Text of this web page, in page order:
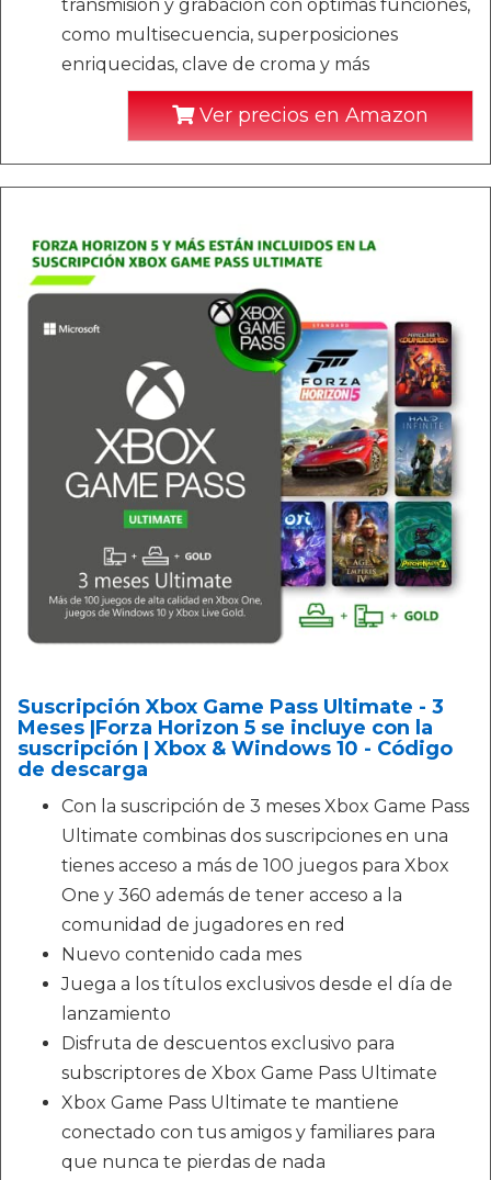
transmisión y grabación con óptimas funciones,
como multisecuencia, superposiciones
enriquecidas, clave de croma y más
Ver precios en Amazon
Suscripción Xbox Game Pass Ultimate - 3
Meses |Forza Horizon 5 se incluye con la
suscripción | Xbox & Windows 10 - Código
de descarga
Con la suscripción de 3 meses Xbox Game Pass
Ultimate combinas dos suscripciones en una
tienes acceso a más de 100 juegos para Xbox
One y 360 además de tener acceso a la
comunidad de jugadores en red
Nuevo contenido cada mes
Juega a los títulos exclusivos desde el día de
lanzamiento
Disfruta de descuentos exclusivo para
subscriptores de Xbox Game Pass Ultimate
Xbox Game Pass Ultimate te mantiene
conectado con tus amigos y familiares para
que nunca te pierdas de nada